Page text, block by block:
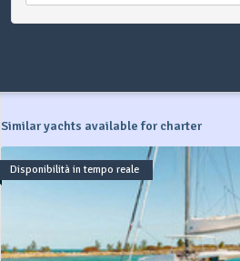
Similar yachts available for charter
Disponibilità in tempo reale